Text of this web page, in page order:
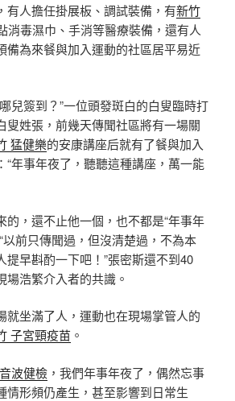
有人擔任掛展板、調試裝備，有新竹
消毒濕巾、手消等醫療裝備，還有人
備為來餐與加入運動的社區居平易近
兒簽到？”一位頭發斑白的白叟臨時打
叟姓張，前幾天傳聞社區將有一場關
猛健樂的安康講座后就有了餐與加入
“年事年夜了，聽聽這種講座，萬一能
的，還不止他一個，也不都是“年事年
以前只傳聞過，但沒清楚過，不為本
提早斟酌一下吧！”張密斯還不到40
場浩繁介入者的共識。
就坐滿了人，運動也在現場掌管人的
子宮頸疫苗 。
波健檢 ，我們年事年夜了，偶然忘事
情形頻仍產生，甚至影響到日常生